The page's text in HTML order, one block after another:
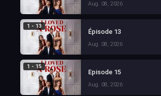
Aug. 08, 2026
1 - 13
Épisode 13
Aug. 08, 2026
1 - 15
Episode 15
Aug. 08, 2026